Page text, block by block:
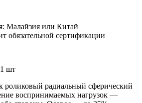
Малайзия или Китай
обязательной сертификации
шт
радиальный сферический
воспринимаемых нагрузок —